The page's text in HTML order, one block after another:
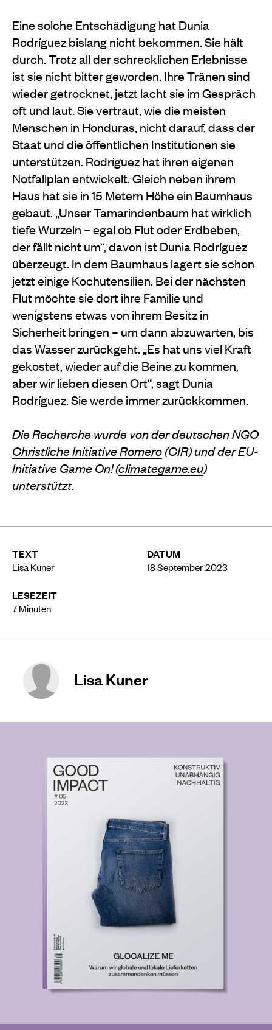
TEXT
Lisa Kuner
LESEZEIT
7Minuten
DATUM
18 September 2023
Eine solche Entschädigung hat Dunia
Rodríguez bislang nicht bekommen. Sie hält
durch. Trotz all der schrecklichen Erlebnisse
ist sie nicht bitter geworden. Ihre Tränen sind
wieder getrocknet, jetzt lacht sie im Gespräch
oft und laut. Sie vertraut, wie die meisten
Menschen in Honduras, nicht darauf, dass der
Staat und die öffentlichen Institutionen sie
unterstützen. Rodríguez hat ihren eigenen
Notfallplan entwickelt. Gleich neben ihrem
Haus hat sie in 15 Metern Höhe ein Baumhaus
gebaut. „Unser Tamarindenbaum hat wirklich
tiefe Wurzeln – egal ob Flut oder Erdbeben,
der fällt nicht um“, davon ist Dunia Rodríguez
überzeugt. In dem Baumhaus lagert sie schon
jetzt einige Kochutensilien. Bei der nächsten
Flut möchte sie dort ihre Familie und
wenigstens etwas von ihrem Besitz in
Sicherheit bringen – um dann abzuwarten, bis
das Wasser zurückgeht. „Es hat uns viel Kraft
gekostet, wieder auf die Beine zu kommen,
aber wir lieben diesen Ort“, sagt Dunia
Rodríguez. Sie werde immer zurückkommen.
Die Recherche wurde von der deutschen NGO
Christliche Initiative Romero(CIR) und der EU-
Initiative Game On! (climategame.eu)
unterstützt.
Lisa Kuner